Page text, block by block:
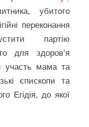
убитого
переконання
партію
для здоров’я
участь мама та
єпископи та
Егідія, до якої